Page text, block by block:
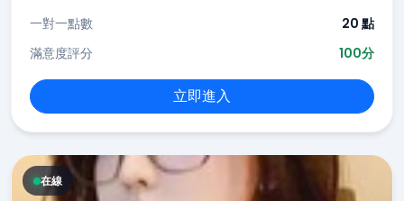
一對一點數
20 點
滿意度評分
100分
立即進入
在線